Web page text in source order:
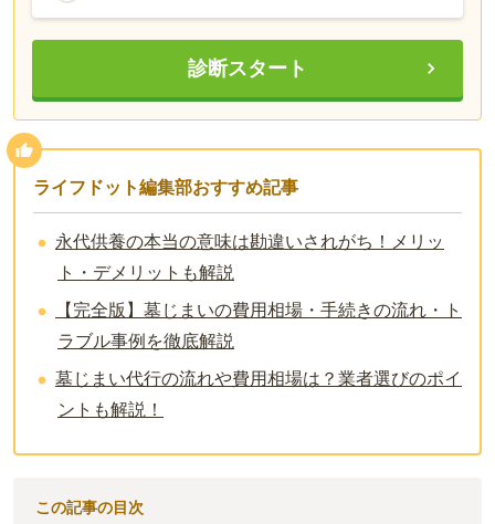
診断スタート
ライフドット編集部おすすめ記事
永代供養の本当の意味は勘違いされがち！メリッ
ト・デメリットも解説
【完全版】墓じまいの費用相場・手続きの流れ・ト
ラブル事例を徹底解説
墓じまい代行の流れや費用相場は？業者選びのポイ
ントも解説！
この記事の目次